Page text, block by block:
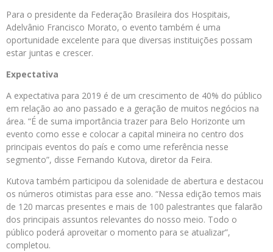
Para o presidente da Federação Brasileira dos Hospitais,
Adelvânio Francisco Morato, o evento também é uma
oportunidade excelente para que diversas instituições possam
estar juntas e crescer.
Expectativa
A expectativa para 2019 é de um crescimento de 40% do público
em relação ao ano passado e a geração de muitos negócios na
área. “É de suma importância trazer para Belo Horizonte um
evento como esse e colocar a capital mineira no centro dos
principais eventos do país e como ume referência nesse
segmento”, disse Fernando Kutova, diretor da Feira.
Kutova também participou da solenidade de abertura e destacou
os números otimistas para esse ano. “Nessa edição temos mais
de 120 marcas presentes e mais de 100 palestrantes que falarão
dos principais assuntos relevantes do nosso meio. Todo o
público poderá aproveitar o momento para se atualizar”,
completou.